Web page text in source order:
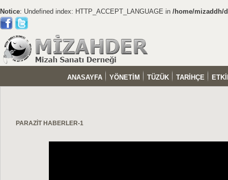
Notice: Undefined index: HTTP_ACCEPT_LANGUAGE in /home/mizaddh/
ANASAYFA YÖNETİM TÜZÜK TARİHÇE
PARAZİT HABERLER-1